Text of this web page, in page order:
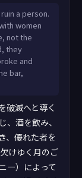
a person.
women
not the
they
and
bar,
破滅へと導く
、酒を飲み、
、優れた者を
けゆく月のご
ー）によって